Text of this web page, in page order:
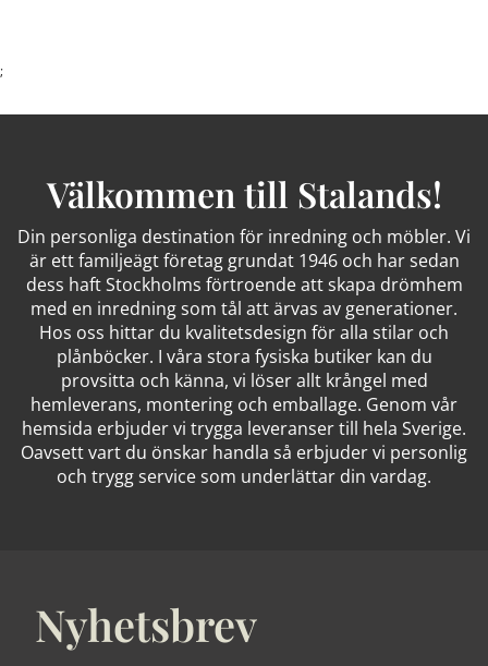
;
Välkommen till Stalands!
Din personliga destination för inredning och möbler. Vi
är ett familjeägt företag grundat 1946 och har sedan
dess haft Stockholms förtroende att skapa drömhem
med en inredning som tål att ärvas av generationer.
Hos oss hittar du kvalitetsdesign för alla stilar och
plånböcker. I våra stora fysiska butiker kan du
provsitta och känna, vi löser allt krångel med
hemleverans, montering och emballage. Genom vår
hemsida erbjuder vi trygga leveranser till hela Sverige.
Oavsett vart du önskar handla så erbjuder vi personlig
och trygg service som underlättar din vardag.
Nyhetsbrev